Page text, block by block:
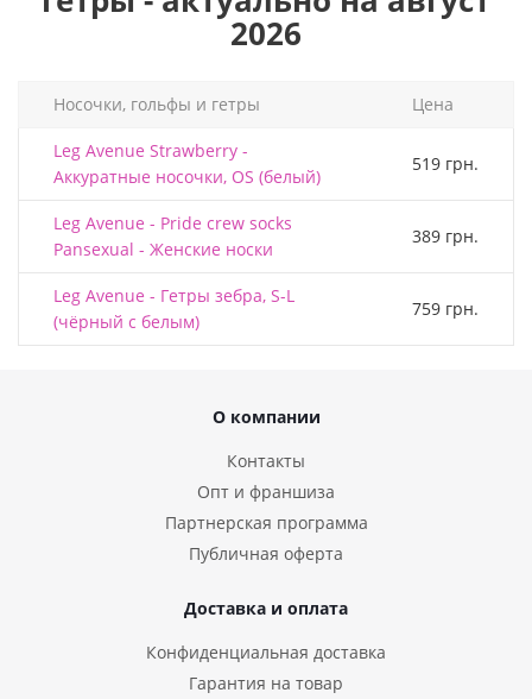
2026
Носочки, гольфы и гетры Цена
Leg Avenue Strawberry -
Аккуратные носочки, OS (белый)
519 грн.
Leg Avenue - Pride crew socks
Pansexual - Женские носки
389 грн.
Leg Avenue - Гетры зебра, S-L
(чёрный с белым)
759 грн.
О компании
Контакты
Опт и франшиза
Партнерская программа
Публичная оферта
Доставка и оплата
Конфиденциальная доставка
Гарантия на товар